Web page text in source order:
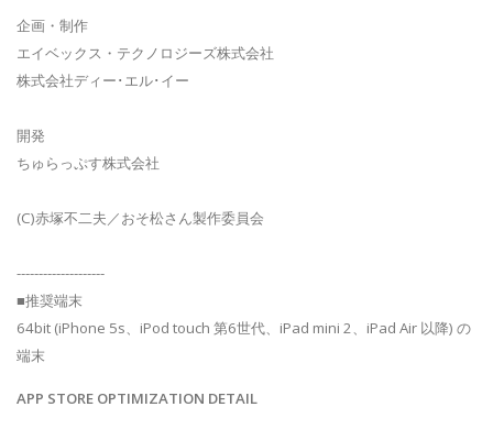
企画・制作
エイベックス・テクノロジーズ株式会社
株式会社ディー･エル･イー
開発
ちゅらっぷす株式会社
(C)赤塚不二夫／おそ松さん製作委員会
--------------------
■推奨端末
64bit (iPhone 5s、iPod touch 第6世代、iPad mini 2、iPad Air 以降) の
端末
APP STORE OPTIMIZATION DETAIL